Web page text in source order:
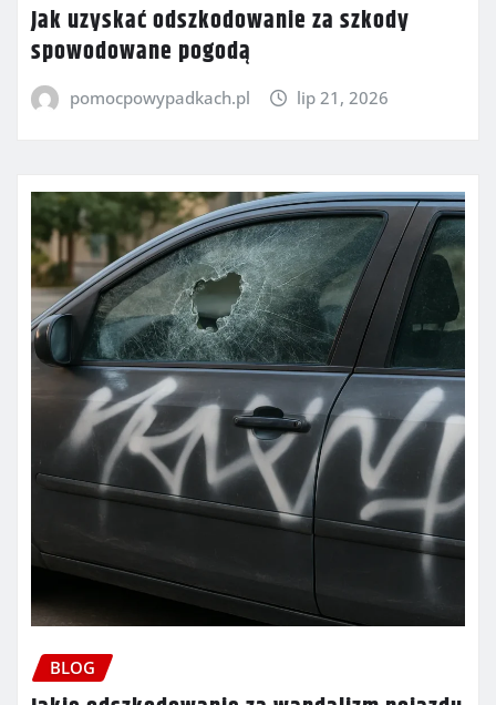
Jak uzyskać odszkodowanie za szkody
spowodowane pogodą
pomocpowypadkach.pl lip 21, 2026
BLOG